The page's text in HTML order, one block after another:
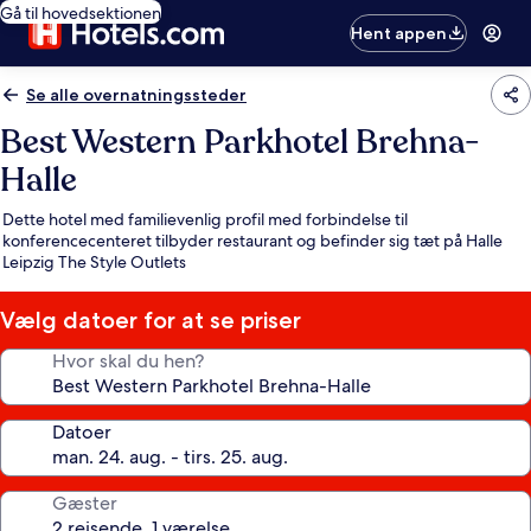
Gå til hovedsektionen
Hent appen
Se alle overnatningssteder
Best Western Parkhotel Brehna-
Halle
Dette hotel med familievenlig profil med forbindelse til
konferencecenteret tilbyder restaurant og befinder sig tæt på Halle
Leipzig The Style Outlets
Vælg datoer for at se priser
Hvor skal du hen?
Datoer
Gæster